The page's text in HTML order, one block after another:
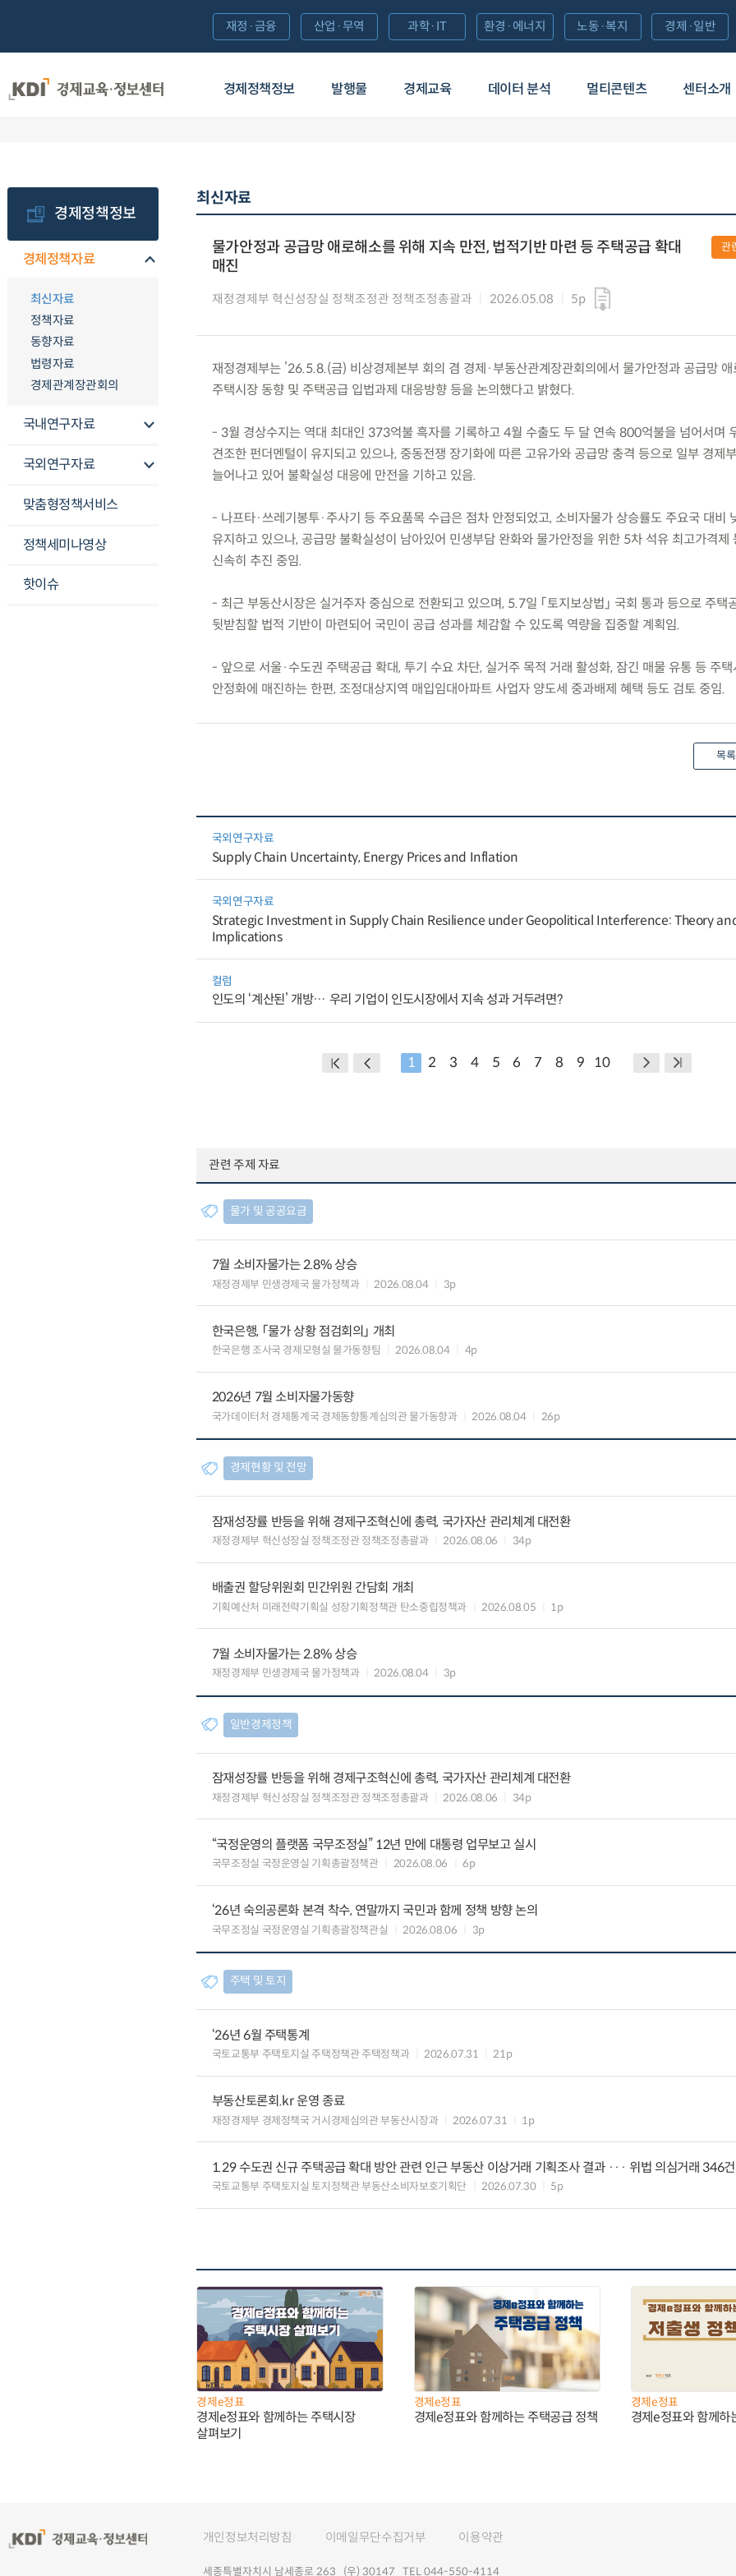
경제정책정보 발행물 경제교육 데이터 분석 멀티콘텐츠 센터소개
재정·금융 산업·무역 과학·IT 환경·에너지 노동·복지 경제·일반
경제정책정보
경제정책자료
최신자료
정책자료
동향자료
법령자료
경제관계장관회의
국내연구자료
국외연구자료
맞춤형정책서비스
정책세미나영상
핫이슈
최신자료
물가안정과 공급망 애로해소를 위해 지속 만전, 법적기반 마련 등 주택공급 확대
매진
재정경제부 혁신성장실 정책조정관 정책조정총괄과 2026.05.08 5p
관
재정경제부는 ’26.5.8.(금) 비상경제본부 회의 겸 경제·부동산관계장관회의에서 물가안정과 공급망 애
주택시장 동향 및 주택공급 입법과제 대응방향 등을 논의했다고 밝혔다.
- 3월 경상수지는 역대 최대인 373억불 흑자를 기록하고 4월 수출도 두 달 연속 800억불을 넘어서며
견조한 펀더멘털이 유지되고 있으나, 중동전쟁 장기화에 따른 고유가와 공급망 충격 등으로 일부 경제
늘어나고 있어 불확실성 대응에 만전을 기하고 있음.
- 나프타·쓰레기봉투·주사기 등 주요품목 수급은 점차 안정되었고, 소비자물가 상승률도 주요국 대비
유지하고 있으나, 공급망 불확실성이 남아있어 민생부담 완화와 물가안정을 위한 5차 석유 최고가격제
신속히 추진 중임.
- 최근 부동산시장은 실거주자 중심으로 전환되고 있으며, 5.7일 「토지보상법」 국회 통과 등으로 주택
뒷받침할 법적 기반이 마련되어 국민이 공급 성과를 체감할 수 있도록 역량을 집중할 계획임.
- 앞으로 서울·수도권 주택공급 확대, 투기 수요 차단, 실거주 목적 거래 활성화, 잠긴 매물 유통 등 주택
안정화에 매진하는 한편, 조정대상지역 매입임대아파트 사업자 양도세 중과배제 혜택 등도 검토 중임.
목
국외연구자료
Supply Chain Uncertainty, Energy Prices and Inflation
국외연구자료
Strategic Investment in Supply Chain Resilience under Geopolitical Interference: Theory
Implications
컬럼
인도의 ‘계산된’ 개방… 우리 기업이 인도시장에서 지속 성과 거두려면?
1 2 3 4 5 6 7 8 9 10
관련 주제 자료
물가 및 공공요금
7월 소비자물가는 2.8% 상승
재정경제부 민생경제국 물가정책과 2026.08.04 3p
한국은행, 「물가 상황 점검회의」 개최
한국은행 조사국 경제모형실 물가동향팀 2026.08.04 4p
2026년 7월 소비자물가동향
국가데이터처 경제통계국 경제동향통계심의관 물가동향과 2026.08.04 26p
경제현황 및 전망
잠재성장률 반등을 위해 경제구조혁신에 총력, 국가자산 관리체계 대전환
재정경제부 혁신성장실 정책조정관 정책조정총괄과 2026.08.06 34p
배출권 할당위원회 민간위원 간담회 개최
기획예산처 미래전략기획실 성장기획정책관 탄소중립정책과 2026.08.05 1p
7월 소비자물가는 2.8% 상승
재정경제부 민생경제국 물가정책과 2026.08.04 3p
일반경제정책
잠재성장률 반등을 위해 경제구조혁신에 총력, 국가자산 관리체계 대전환
재정경제부 혁신성장실 정책조정관 정책조정총괄과 2026.08.06 34p
“국정운영의 플랫폼 국무조정실” 12년 만에 대통령 업무보고 실시
국무조정실 국정운영실 기획총괄정책관 2026.08.06 6p
‘26년 숙의공론화 본격 착수, 연말까지 국민과 함께 정책 방향 논의
국무조정실 국정운영실 기획총괄정책관실 2026.08.06 3p
주택 및 토지
‘26년 6월 주택통계
국토교통부 주택토지실 주택정책관 주택정책과 2026.07.31 21p
부동산토론회.kr 운영 종료
재정경제부 경제정책국 거시경제심의관 부동산시장과 2026.07.31 1p
1.29 수도권 신규 주택공급 확대 방안 관련 인근 부동산 이상거래 기획조사 결과 ··· 위법 의심거래 346
국토교통부 주택토지실 토지정책관 부동산소비자보호기획단 2026.07.30 5p
경제e정표
경제e정표와 함께하는 주택시장
살펴보기
경제e정표
경제e정표와 함께하는 주택공급 정책
경제e정표
경제e정표와 함께하
개인정보처리방침 이메일무단수집거부 이용약관
세종특별자치시 남세종로 263 (우) 30147 TEL 044-550-4114